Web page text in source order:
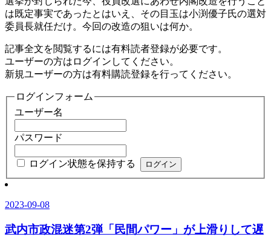
は既定事実であったとはいえ、その目玉は小渕優子氏の選対
委員長就任だけ。今回の改造の狙いは何か。
記事全文を閲覧するには有料読者登録が必要です。
ユーザーの方はログインしてください。
新規ユーザーの方は有料購読登録を行ってください。
ログインフォーム
ユーザー名
パスワード
ログイン状態を保持する
2023-09-08
武内市政混迷第2弾「民間パワー」が上滑りして遅